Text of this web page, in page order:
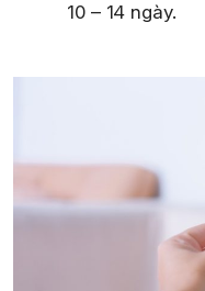
10 – 14 ngày.